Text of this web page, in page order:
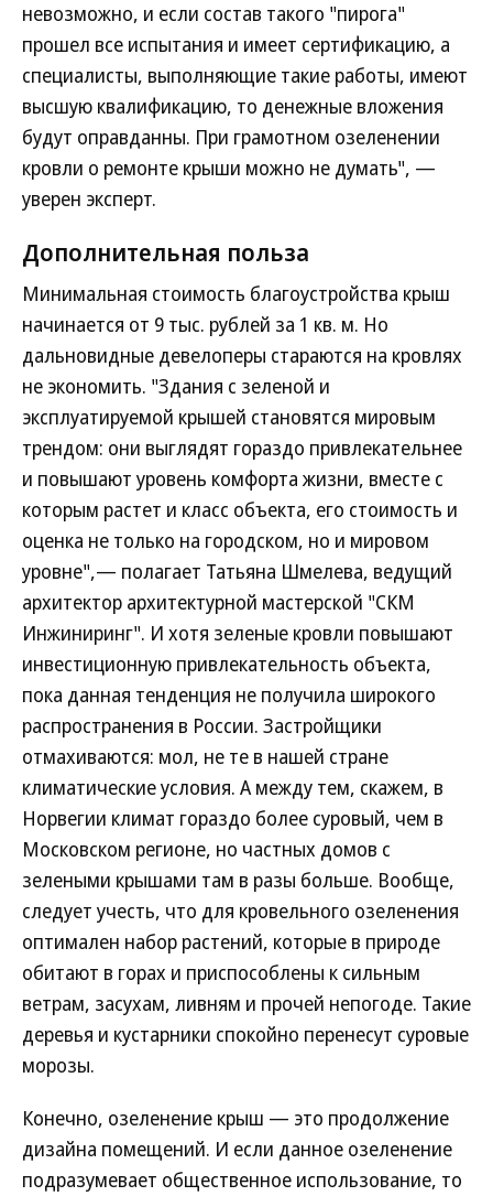
невозможно, и если состав такого "пирога"
прошел все испытания и имеет сертификацию, а
специалисты, выполняющие такие работы, имеют
высшую квалификацию, то денежные вложения
будут оправданны. При грамотном озеленении
кровли о ремонте крыши можно не думать", —
уверен эксперт.
Дополнительная польза
Минимальная стоимость благоустройства крыш
начинается от 9 тыс. рублей за 1 кв. м. Но
дальновидные девелоперы стараются на кровлях
не экономить. "Здания с зеленой и
эксплуатируемой крышей становятся мировым
трендом: они выглядят гораздо привлекательнее
и повышают уровень комфорта жизни, вместе с
которым растет и класс объекта, его стоимость и
оценка не только на городском, но и мировом
уровне",— полагает Татьяна Шмелева, ведущий
архитектор архитектурной мастерской "СКМ
Инжиниринг". И хотя зеленые кровли повышают
инвестиционную привлекательность объекта,
пока данная тенденция не получила широкого
распространения в России. Застройщики
отмахиваются: мол, не те в нашей стране
климатические условия. А между тем, скажем, в
Норвегии климат гораздо более суровый, чем в
Московском регионе, но частных домов с
зелеными крышами там в разы больше. Вообще,
следует учесть, что для кровельного озеленения
оптимален набор растений, которые в природе
обитают в горах и приспособлены к сильным
ветрам, засухам, ливням и прочей непогоде. Такие
деревья и кустарники спокойно перенесут суровые
морозы.
Конечно, озеленение крыш — это продолжение
дизайна помещений. И если данное озеленение
подразумевает общественное использование, то